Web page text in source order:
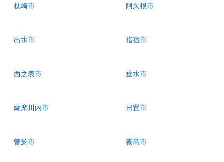
枕崎市 阿久根市
出水市 指宿市
西之表市 垂水市
薩摩川内市 日置市
曽於市 霧島市